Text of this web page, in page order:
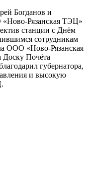
Богданов и
«Ново-Рязанская ТЭЦ»
станции с Днём
сотрудникам
ООО «Ново-Рязанская
Доску Почёта
губернатора,
и высокую